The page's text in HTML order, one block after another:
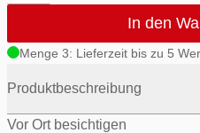
In den
Menge 3: Lieferzeit bis zu 5
Produktbeschreibung
Vor Ort besichtigen